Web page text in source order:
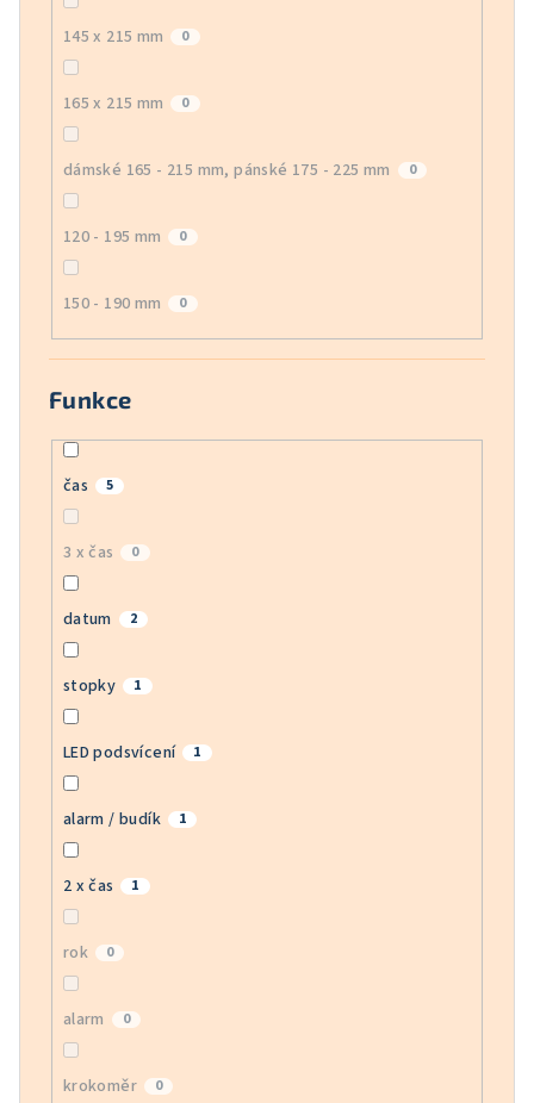
145 x 215 mm 0
165 x 215 mm 0
dámské 165 - 215 mm, pánské 175 - 225 mm 0
120 - 195 mm 0
150 - 190 mm 0
Funkce
čas 5
3 x čas 0
datum 2
stopky 1
LED podsvícení 1
alarm / budík 1
2 x čas 1
rok 0
alarm 0
krokoměr 0